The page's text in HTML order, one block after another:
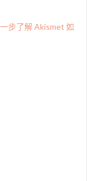
步了解 Akismet 如